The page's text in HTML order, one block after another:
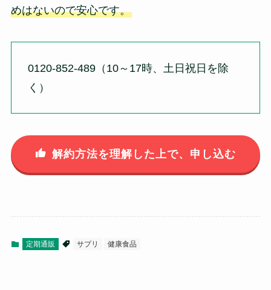
めはないので安心です。
0120-852-489（10～17時、土日祝日を除
く）
解約方法を理解した上で、申し込む
定期通販 サプリ 健康食品